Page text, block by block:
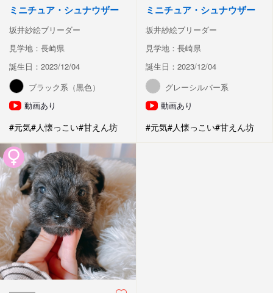
ミニチュア・シュナウザー
坂井紗絵ブリーダー
見学地：長崎県
誕生日：2023/12/04
ブラック系（黒色）
動画あり
#元気#人懐っこい#甘えん坊
ミニチュア・シュナウザー
坂井紗絵ブリーダー
見学地：長崎県
誕生日：2023/12/04
グレーシルバー系
動画あり
#元気#人懐っこい#甘えん坊